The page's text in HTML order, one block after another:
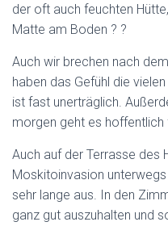
der oft auch feuchten
Matte am Boden ? ?
Auch wir brechen nach
haben das Gefühl die
ist fast unerträglich.
morgen geht es hoffentlich
Auch auf der Terrasse des
Moskitoinvasion
sehr lange aus. In den
ganz gut auszuhalten und